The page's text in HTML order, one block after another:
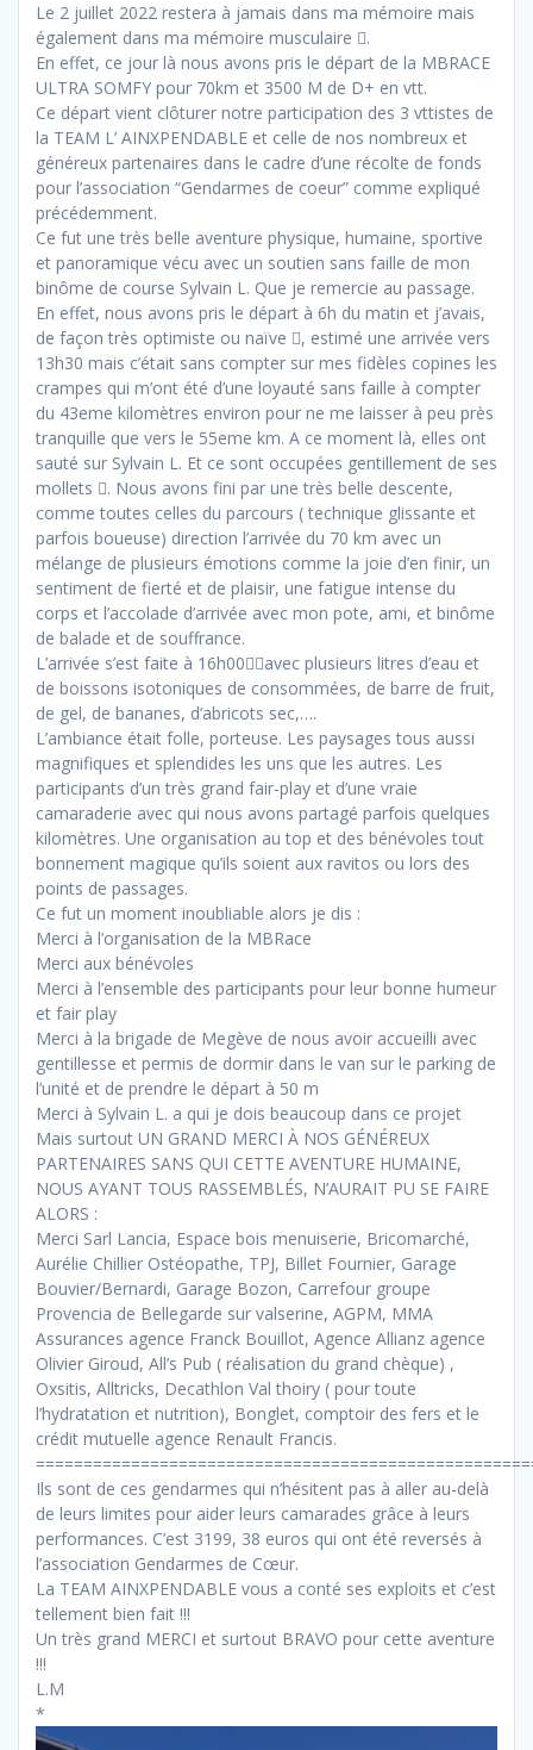
Le 2 juillet 2022 restera à jamais dans ma mémoire mais
également dans ma mémoire musculaire .
En effet, ce jour là nous avons pris le départ de la MBRACE
ULTRA SOMFY pour 70km et 3500 M de D+ en vtt.
Ce départ vient clôturer notre participation des 3 vttistes de
la TEAM L’ AINXPENDABLE et celle de nos nombreux et
généreux partenaires dans le cadre d’une récolte de fonds
pour l’association “Gendarmes de coeur” comme expliqué
précédemment.
Ce fut une très belle aventure physique, humaine, sportive
et panoramique vécu avec un soutien sans faille de mon
binôme de course Sylvain L. Que je remercie au passage.
En effet, nous avons pris le départ à 6h du matin et j’avais,
de façon très optimiste ou naïve , estimé une arrivée vers
13h30 mais c’était sans compter sur mes fidèles copines les
crampes qui m’ont été d’une loyauté sans faille à compter
du 43eme kilomètres environ pour ne me laisser à peu près
tranquille que vers le 55eme km. A ce moment là, elles ont
sauté sur Sylvain L. Et ce sont occupées gentillement de ses
mollets . Nous avons fini par une très belle descente,
comme toutes celles du parcours ( technique glissante et
parfois boueuse) direction l’arrivée du 70 km avec un
mélange de plusieurs émotions comme la joie d’en finir, un
sentiment de fierté et de plaisir, une fatigue intense du
corps et l’accolade d’arrivée avec mon pote, ami, et binôme
de balade et de souffrance.
L’arrivée s’est faite à 16h00avec plusieurs litres d’eau et
de boissons isotoniques de consommées, de barre de fruit,
de gel, de bananes, d’abricots sec,….
L’ambiance était folle, porteuse. Les paysages tous aussi
magnifiques et splendides les uns que les autres. Les
participants d’un très grand fair-play et d’une vraie
camaraderie avec qui nous avons partagé parfois quelques
kilomètres. Une organisation au top et des bénévoles tout
bonnement magique qu’ils soient aux ravitos ou lors des
points de passages.
Ce fut un moment inoubliable alors je dis :
Merci à l’organisation de la MBRace
Merci aux bénévoles
Merci à l’ensemble des participants pour leur bonne humeur
et fair play
Merci à la brigade de Megève de nous avoir accueilli avec
gentillesse et permis de dormir dans le van sur le parking de
l’unité et de prendre le départ à 50 m
Merci à Sylvain L. a qui je dois beaucoup dans ce projet
Mais surtout UN GRAND MERCI À NOS GÉNÉREUX
PARTENAIRES SANS QUI CETTE AVENTURE HUMAINE,
NOUS AYANT TOUS RASSEMBLÉS, N’AURAIT PU SE FAIRE
ALORS :
Merci Sarl Lancia, Espace bois menuiserie, Bricomarché,
Aurélie Chillier Ostéopathe, TPJ, Billet Fournier, Garage
Bouvier/Bernardi, Garage Bozon, Carrefour groupe
Provencia de Bellegarde sur valserine, AGPM, MMA
Assurances agence Franck Bouillot, Agence Allianz agence
Olivier Giroud, All’s Pub ( réalisation du grand chèque) ,
Oxsitis, Alltricks, Decathlon Val thoiry ( pour toute
l’hydratation et nutrition), Bonglet, comptoir des fers et le
crédit mutuelle agence Renault Francis.
Ils sont de ces gendarmes qui n’hésitent pas à aller au-delà
de leurs limites pour aider leurs camarades grâce à leurs
performances. C’est 3199, 38 euros qui ont été reversés à
l’association Gendarmes de Cœur.
La TEAM AINXPENDABLE vous a conté ses exploits et c’est
tellement bien fait !!!
Un très grand MERCI et surtout BRAVO pour cette aventure
!!!
L.M
*